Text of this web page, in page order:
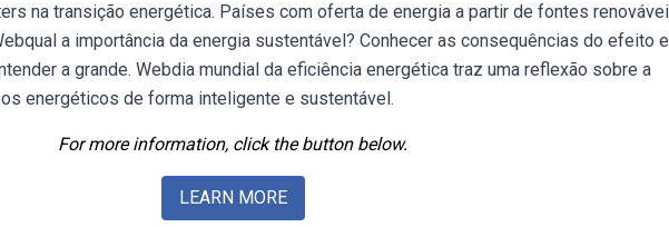
na transição energética. Países com oferta de energia a partir de fontes
a importância da energia sustentável? Conhecer as consequências do efeito
a grande. Webdia mundial da eficiência energética traz uma reflexão sobre a
energéticos de forma inteligente e sustentável.
For more information, click the button below.
LEARN MORE